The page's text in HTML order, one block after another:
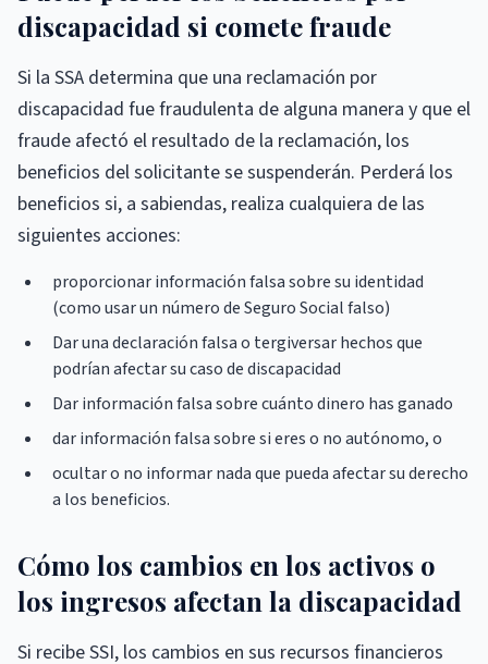
discapacidad si comete fraude
Si la SSA determina que una reclamación por
discapacidad fue fraudulenta de alguna manera y que el
fraude afectó el resultado de la reclamación, los
beneficios del solicitante se suspenderán. Perderá los
beneficios si, a sabiendas, realiza cualquiera de las
siguientes acciones:
proporcionar información falsa sobre su identidad
(como usar un número de Seguro Social falso)
Dar una declaración falsa o tergiversar hechos que
podrían afectar su caso de discapacidad
Dar información falsa sobre cuánto dinero has ganado
dar información falsa sobre si eres o no autónomo, o
ocultar o no informar nada que pueda afectar su derecho
a los beneficios.
Cómo los cambios en los activos o
los ingresos afectan la discapacidad
Si recibe SSI, los cambios en sus recursos financieros